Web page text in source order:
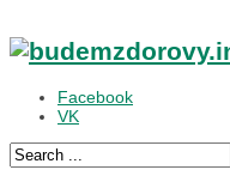
Facebook
VK